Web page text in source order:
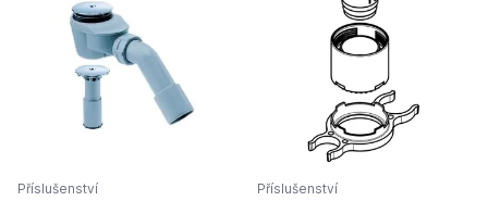
Příslušenství Příslušenství